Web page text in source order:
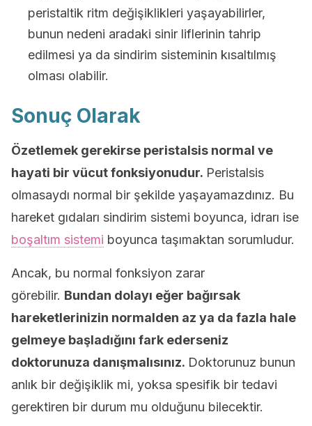
peristaltik ritm değişiklikleri yaşayabilirler,
bunun nedeni aradaki sinir liflerinin tahrip
edilmesi ya da sindirim sisteminin kısaltılmış
olması olabilir.
Sonuç Olarak
Özetlemek gerekirse peristalsis normal ve
hayati bir vücut fonksiyonudur. Peristalsis
olmasaydı normal bir şekilde yaşayamazdınız. Bu
hareket gıdaları sindirim sistemi boyunca, idrarı ise
boşaltım sistemi boyunca taşımaktan sorumludur.
Ancak, bu normal fonksiyon zarar
görebilir. Bundan dolayı eğer bağırsak
hareketlerinizin normalden az ya da fazla hale
gelmeye başladığını fark ederseniz
doktorunuza danışmalısınız. Doktorunuz bunun
anlık bir değişiklik mi, yoksa spesifik bir tedavi
gerektiren bir durum mu olduğunu bilecektir.